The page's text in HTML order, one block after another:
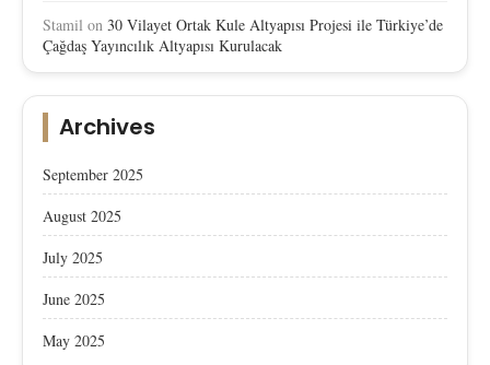
Stamil on 30 Vilayet Ortak Kule Altyapısı Projesi ile Türkiye’de
Çağdaş Yayıncılık Altyapısı Kurulacak
Archives
September 2025
August 2025
July 2025
June 2025
May 2025